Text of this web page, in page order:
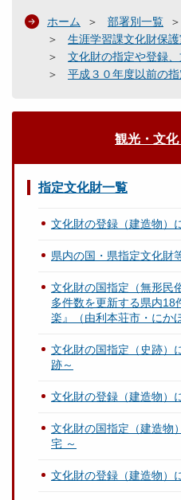
ホーム 部署別一覧
生涯学習課文化財保護
文化財の指定や登録
平成３０年度以前の
観光・文
指定文化財一覧
文化財の登録（建造物
県内の国・県指定文化財
文化財の国指定（無形
多件数を更新する県内18
楽』（由利本荘市・にか
文化財の国指定（史跡
跡～
文化財の登録（建造物）
文化財の国指定（建造物
宅 ～
文化財の登録（建造物）